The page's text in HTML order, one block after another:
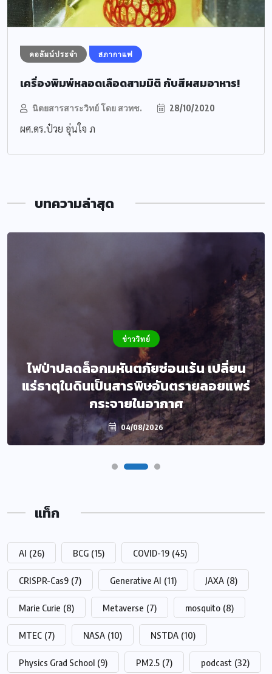
คอลัมน์ประจำ สภากาแฟ
เครื่องพิมพ์หลอดเลือดสามมิติ กับสีผสมอาหาร!
นิตยสารสาระวิทย์ โดย สวทช. 28/10/2020
ผศ.ดร.​ป๋วย อุ่นใจ ภ
บทความล่าสุด
ข่าววิทย์
ไฟป่าปลดล็อกมหันตภัยซ่อนเร้น เปลี่ยน
แร่ธาตุในดินเป็นสารพิษอันตรายลอยแพร่
กระจายในอากาศ
04/08/2026
แท็ก
AI (26) BCG (15) COVID-19 (45)
CRISPR-Cas9 (7) Generative AI (11) JAXA (8)
Marie Curie (8) Metaverse (7) mosquito (8)
MTEC (7) NASA (10) NSTDA (10)
Physics Grad School (9) PM2.5 (7) podcast (32)